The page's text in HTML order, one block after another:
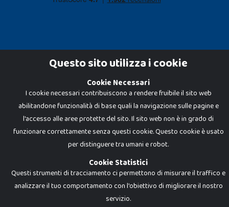
Dadi e Mattoncini è un brand di Giocabene Srl. Ogni riproduzione o utilizzo non
espressamente autorizzato è severamente vietato. Tutti i loghi, marchi,
brand elencati nel presente shop sono di proprietà dei rispettivi titolari.
I prezzi e le promozioni pubblicate potrebbero differire da quanto esposto in
negozio.
Giocabene Srl - via della Posta 8, 20123 Milano (MI)
P.IVA 02608090425 - REA AN201199 - C.S. 10.000 i.v.
Questo sito utilizza i cookie
Cookie Necessari
I cookie necessari contribuiscono a rendere fruibile il sito web
abilitandone funzionalità di base quali la navigazione sulle pagine e
l'accesso alle aree protette del sito. Il sito web non è in grado di
funzionare correttamente senza questi cookie. Questo cookie è usato
per distinguere tra umani e robot.
Cookie Statistici
Questi strumenti di tracciamento ci permettono di misurare il traffico e
analizzare il tuo comportamento con l'obiettivo di migliorare il nostro
servizio.